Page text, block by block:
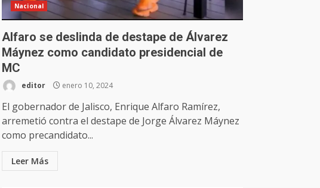
Nacional
Alfaro se deslinda de destape de Álvarez
Máynez como candidato presidencial de
MC
editor enero 10, 2024
El gobernador de Jalisco, Enrique Alfaro Ramírez,
arremetió contra el destape de Jorge Álvarez Máynez
como precandidato...
Leer Más